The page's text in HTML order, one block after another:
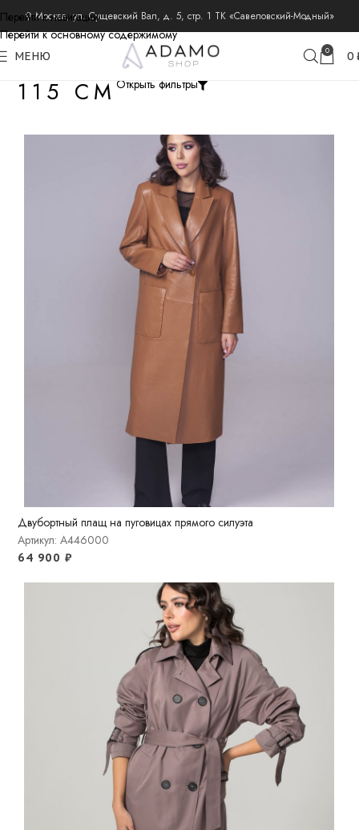
Перейти к навигации
Перейти к основному содержимому
⚲ Москва, ул. Сущевский Вал, д. 5, стр. 1 ТК «Савеловский-Модный»
МЕНЮ 0 0
115 СМОткрыть фильтры
Двубортный плащ на пуговицах прямого силуэта
Артикул: A446000
64 900 ₽